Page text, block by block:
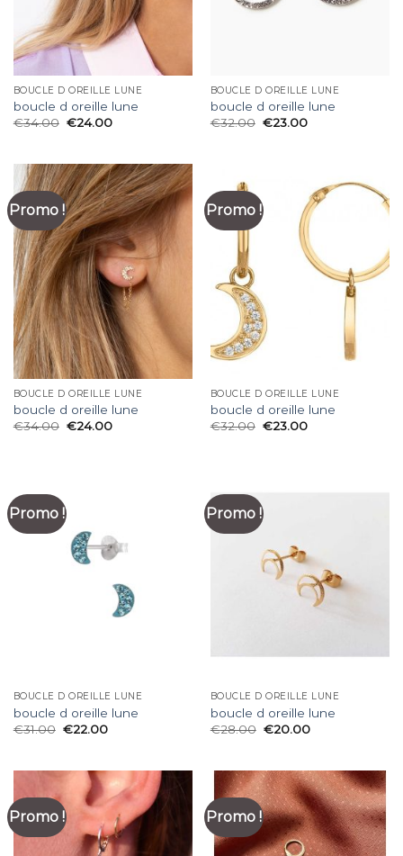
BOUCLE D OREILLE LUNE
boucle d oreille lune
€34.00 €24.00
BOUCLE D OREILLE LUNE
boucle d oreille lune
€32.00 €23.00
Promo !
BOUCLE D OREILLE LUNE
boucle d oreille lune
€34.00 €24.00
Promo !
BOUCLE D OREILLE LUNE
boucle d oreille lune
€32.00 €23.00
Promo !
BOUCLE D OREILLE LUNE
boucle d oreille lune
€31.00 €22.00
Promo !
BOUCLE D OREILLE LUNE
boucle d oreille lune
€28.00 €20.00
Promo ! Promo !